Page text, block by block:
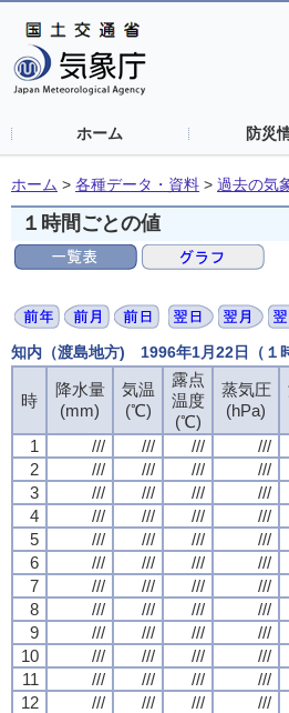
ホーム 防災
ホーム > 各種データ・資料 > 過去の気
１時間ごとの値
知内（渡島地方) 1996年1月22日（１
時
降水量
(mm)
気温
(℃)
露点
温度
(℃)
蒸気圧
(hPa)
1
/// /// /// ///
2
/// /// /// ///
3
/// /// /// ///
4
/// /// /// ///
5
/// /// /// ///
6
/// /// /// ///
7
/// /// /// ///
8
/// /// /// ///
9
/// /// /// ///
10
/// /// /// ///
11
/// /// /// ///
12
/// /// /// ///